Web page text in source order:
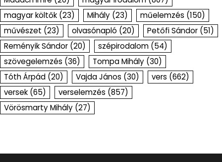
magyar költők (23) Mihály (23) műelemzés (150)
művészet (23) olvasónapló (20) Petőfi Sándor (51)
Reményik Sándor (20) szépirodalom (54)
szövegelemzés (36) Tompa Mihály (30)
Tóth Árpád (20) Vajda János (30) vers (662)
versek (65) verselemzés (857)
Vörösmarty Mihály (27)